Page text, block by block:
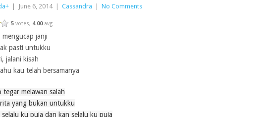
+ June 6, 2014 Cassandra No Comments
5 votes, 4.00avg
mengucap janji
pasti untukku
jalani kisah
kau telah bersamanya
tegar melawan salah
yang bukan untukku
selalu ku puja dan kan selalu ku puja